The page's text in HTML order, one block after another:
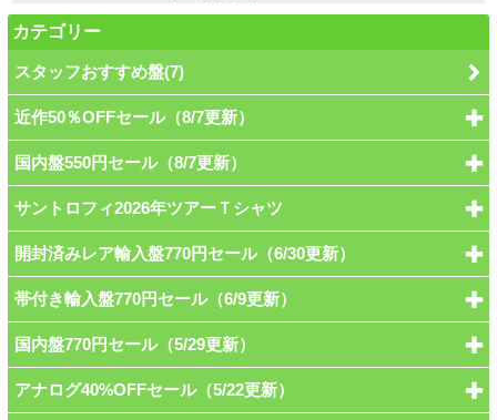
カテゴリー
スタッフおすすめ盤(7)
近作50％OFFセール（8/7更新）
国内盤550円セール（8/7更新）
サントロフィ2026年ツアーＴシャツ
開封済みレア輸入盤770円セール（6/30更新）
帯付き輸入盤770円セール（6/9更新）
国内盤770円セール（5/29更新）
アナログ40%OFFセール（5/22更新）